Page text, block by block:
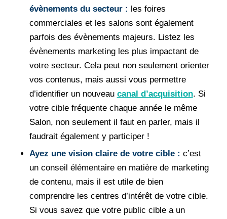
évènements du secteur : les foires
commerciales et les salons sont également
parfois des évènements majeurs. Listez les
évènements marketing les plus impactant de
votre secteur. Cela peut non seulement orienter
vos contenus, mais aussi vous permettre
d’identifier un nouveau canal d’acquisition. Si
votre cible fréquente chaque année le même
Salon, non seulement il faut en parler, mais il
faudrait également y participer !
Ayez une vision claire de votre cible : c’est
un conseil élémentaire en matière de marketing
de contenu, mais il est utile de bien
comprendre les centres d’intérêt de votre cible.
Si vous savez que votre public cible a un